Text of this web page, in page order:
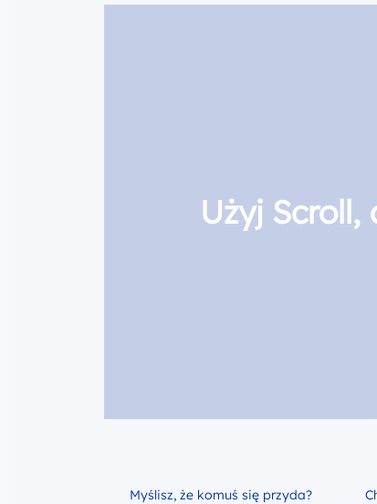
Użyj
Myślisz, że komuś się przyda?